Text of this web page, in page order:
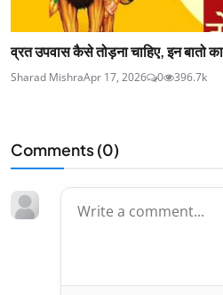
व्रत उपवास कैसे तोड़ना चाहिए, इन बातो
Sharad MishraApr 17, 2026 0 396.7k
Comments (0)